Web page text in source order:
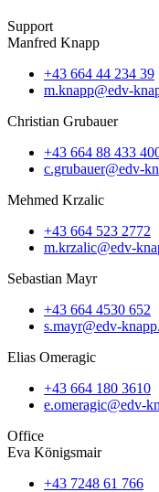
Support
Manfred Knapp
+43 664 44 234 39
m.knapp@edv-
Christian Grubauer
+43 664 88 433
c.grubauer@edv-
Mehmed Krzalic
+43 664 523 2772
m.krzalic@edv-
Sebastian Mayr
+43 664 4530 652
s.mayr@edv-
Elias Omeragic
+43 664 180 3610
e.omeragic@edv-
Office
Eva Königsmair
+43 7248 61 766